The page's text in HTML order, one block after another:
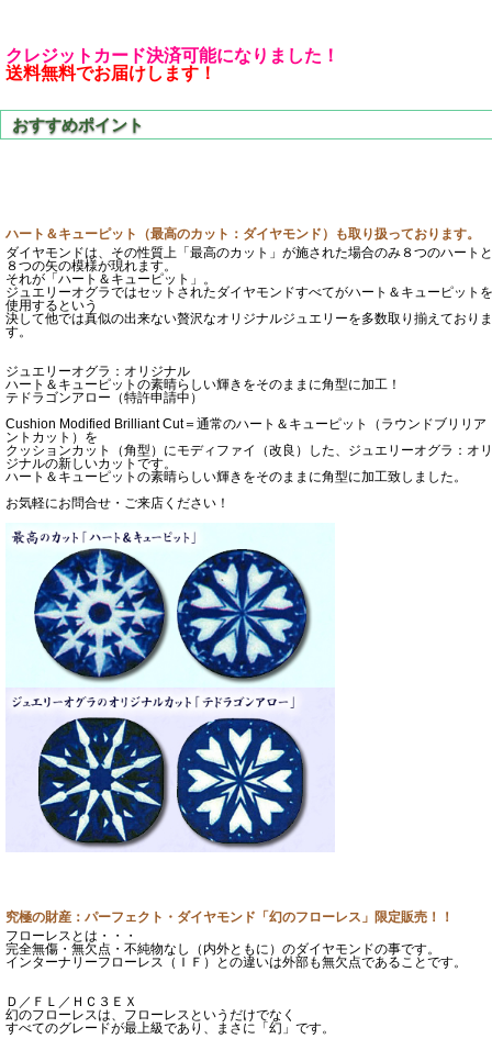
クレジットカード決済可能になりました！
送料無料でお届けします！
ハート＆キューピット（最高のカット：ダイヤモンド）も取り扱っております。
ダイヤモンドは、その性質上「最高のカット」が施された場合のみ８つのハートと
８つの矢の模様が現れます。
それが「ハート＆キューピット」。
ジュエリーオグラではセットされたダイヤモンドすべてがハート＆キューピットを
使用するという
決して他では真似の出来ない贅沢なオリジナルジュエリーを多数取り揃えておりま
す。
ジュエリーオグラ：オリジナル
ハート＆キューピットの素晴らしい輝きをそのままに角型に加工！
テドラゴンアロー（特許申請中）
Cushion Modified Brilliant Cut＝通常のハート＆キューピット（ラウンドブリリア
ントカット）を
クッションカット（角型）にモディファイ（改良）した、ジュエリーオグラ：オリ
ジナルの新しいカットです。
ハート＆キューピットの素晴らしい輝きをそのままに角型に加工致しました。
お気軽にお問合せ・ご来店ください！
究極の財産：パーフェクト・ダイヤモンド「幻のフローレス」限定販売！！
フローレスとは・・・
完全無傷・無欠点・不純物なし（内外ともに）のダイヤモンドの事です。
インターナリーフローレス（ＩＦ）との違いは外部も無欠点であることです。
Ｄ／ＦＬ／ＨＣ３ＥＸ
幻のフローレスは、フローレスというだけでなく
すべてのグレードが最上級であり、まさに「幻」です。